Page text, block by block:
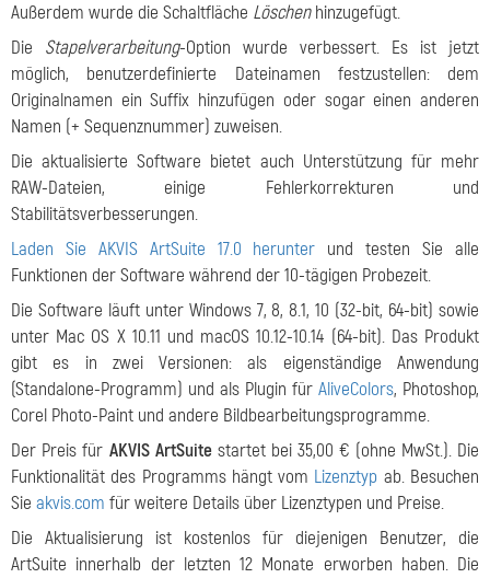
Außerdem wurde die Schaltfläche Löschenhinzugefügt.
Die Stapelverarbeitung-Option wurde verbessert. Es ist jetzt
möglich, benutzerdefinierte Dateinamen festzustellen: dem
Originalnamen ein Suffix hinzufügen oder sogar einen anderen
Namen (+ Sequenznummer) zuweisen.
Die aktualisierte Software bietet auch Unterstützung für mehr
RAW-Dateien, einige Fehlerkorrekturen und
Stabilitätsverbesserungen.
Laden Sie AKVIS ArtSuite 17.0 herunter und testen Sie alle
Funktionen der Software während der 10-tägigen Probezeit.
Die Software läuft unter Windows 7, 8, 8.1, 10 (32-bit, 64-bit) sowie
unter Mac OS X 10.11 und macOS 10.12-10.14 (64-bit). Das Produkt
gibt es in zwei Versionen: als eigenständige Anwendung
(Standalone-Programm) und als Plugin für AliveColors, Photoshop,
Corel Photo-Paint und andere Bildbearbeitungsprogramme.
Der Preis für AKVIS ArtSuitestartet bei 35,00 € (ohne MwSt.). Die
Funktionalität des Programms hängt vom Lizenztyp ab. Besuchen
Sie akvis.com für weitere Details über Lizenztypen und Preise.
Die Aktualisierung ist kostenlos für diejenigen Benutzer, die
ArtSuite innerhalb der letzten 12 Monate erworben haben. Die